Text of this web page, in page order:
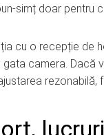
simț doar pentru
cu o recepție de
camera. Dacă